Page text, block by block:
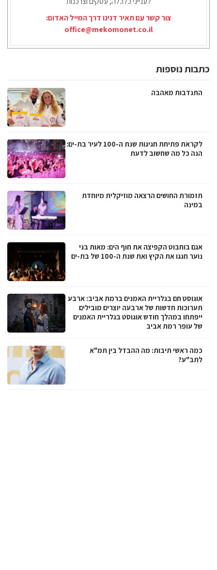
צור קשר עם תאיר דנינו דרך המייל האדום:
office@mekomonet.co.il
כתבות נוספות
התנדבות מאהבה
לקראת פתיחת חגיגות שנת ה-100 לעיר בת-ים:
הנה כל מה שחשוב לדעת
תזמורת החושים הרצאה מוזיקלית מיוחדת
במינה
אגם בוחבוט הקפיצה את חוף הים: מאות בני
נוער חגגו את הקיץ ואת שנת ה-100 של בת-ים
אוגוסט חם בגלריית האמנים ברמת אביב: ארבע
תערוכות חדשות של ארבעה יוצרים מובילים
ייפתחו במהלך חודש אוגוסט בגלריית האמנים
של עופר רמת אביב
כמה ראשי תיבות: מה ההבדל בין תמ"א
לתב"ע?